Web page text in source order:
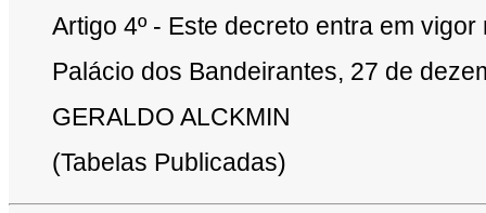
Artigo 4º - Este decreto entra em
Palácio dos Bandeirantes, 27 de
GERALDO ALCKMIN
(Tabelas Publicadas)